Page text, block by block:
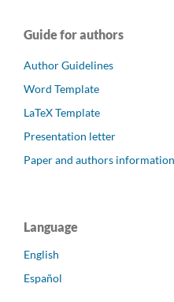
Guide for authors
Author Guidelines
Word Template
LaTeX Template
Presentation letter
Paper and authors information
Language
English
Español